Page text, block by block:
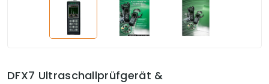
DFX7 Ultraschallprüfgerät &